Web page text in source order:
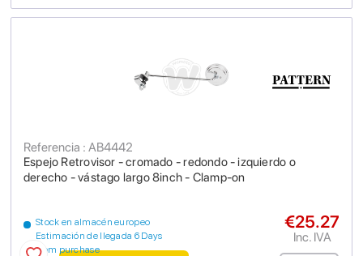
Espejo Retrovisor - cromado - redondo - izquierdo o
derecho - vástago largo 8inch - Clamp-on
Referencia : AB4442
Stock en almacén europeo
Estimación de llegada 6 Days
from purchase
€25.27
Inc. IVA